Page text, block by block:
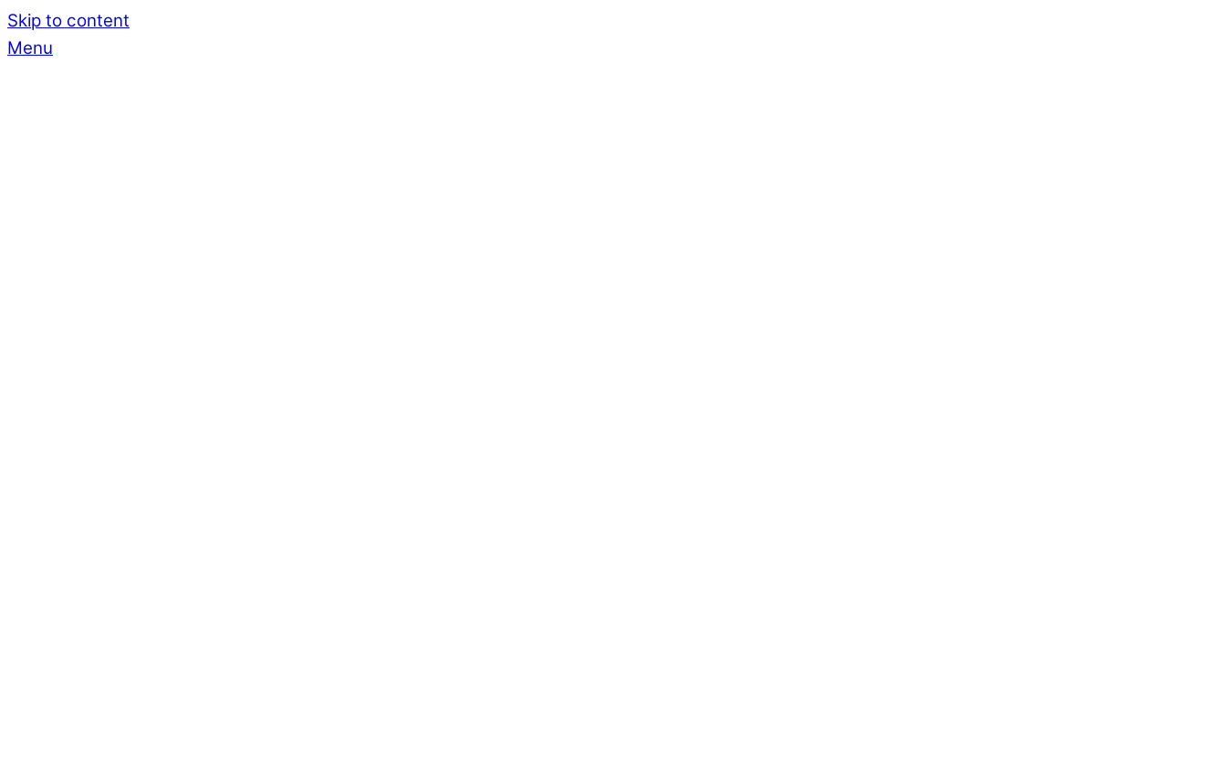
Skip to content
Menu